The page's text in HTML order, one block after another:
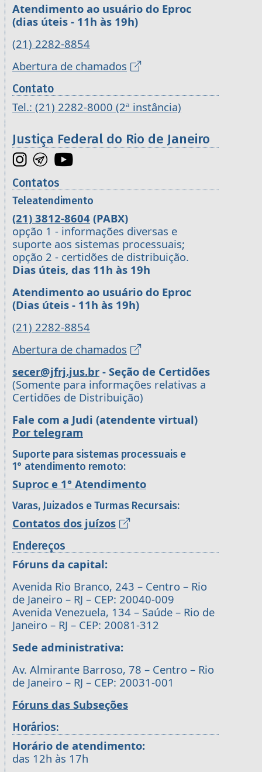
Atendimento ao usuário do Eproc
(dias úteis - 11h às 19h)
(21) 2282-8854
Abertura de chamados
Contato
Tel.: (21) 2282-8000 (2ª instância)
Justiça Federal do Rio de Janeiro
Contatos
Teleatendimento
(21) 3812-8604 (PABX)
opção 1 - informações diversas e
suporte aos sistemas processuais;
opção 2 - certidões de distribuição.
Dias úteis, das 11h às 19h
Atendimento ao usuário do Eproc
(Dias úteis - 11h às 19h)
(21) 2282-8854
Abertura de chamados
secer@jfrj.jus.br - Seção de Certidões
(Somente para informações relativas a
Certidões de Distribuição)
Fale com a Judi (atendente virtual)
Por telegram
Suporte para sistemas processuais e
1° atendimento remoto:
Suproc e 1° Atendimento
Varas, Juizados e Turmas Recursais:
Contatos dos juízos
Endereços
Fóruns da capital:
Avenida Rio Branco, 243 – Centro – Rio
de Janeiro – RJ – CEP: 20040-009
Avenida Venezuela, 134 – Saúde – Rio de
Janeiro – RJ – CEP: 20081-312
Sede administrativa:
Av. Almirante Barroso, 78 – Centro – Rio
de Janeiro – RJ – CEP: 20031-001
Fóruns das Subseções
Horários:
Horário de atendimento:
das 12h às 17h